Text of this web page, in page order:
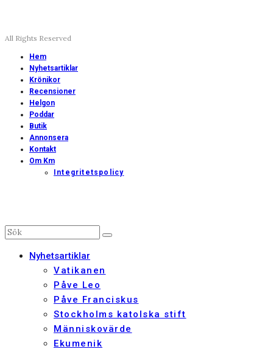
All Rights Reserved
Hem
Nyhetsartiklar
Krönikor
Recensioner
Helgon
Poddar
Butik
Annonsera
Kontakt
Om Km
Integritetspolicy
Nyhetsartiklar
Vatikanen
Påve Leo
Påve Franciskus
Stockholms katolska stift
Människovärde
Ekumenik